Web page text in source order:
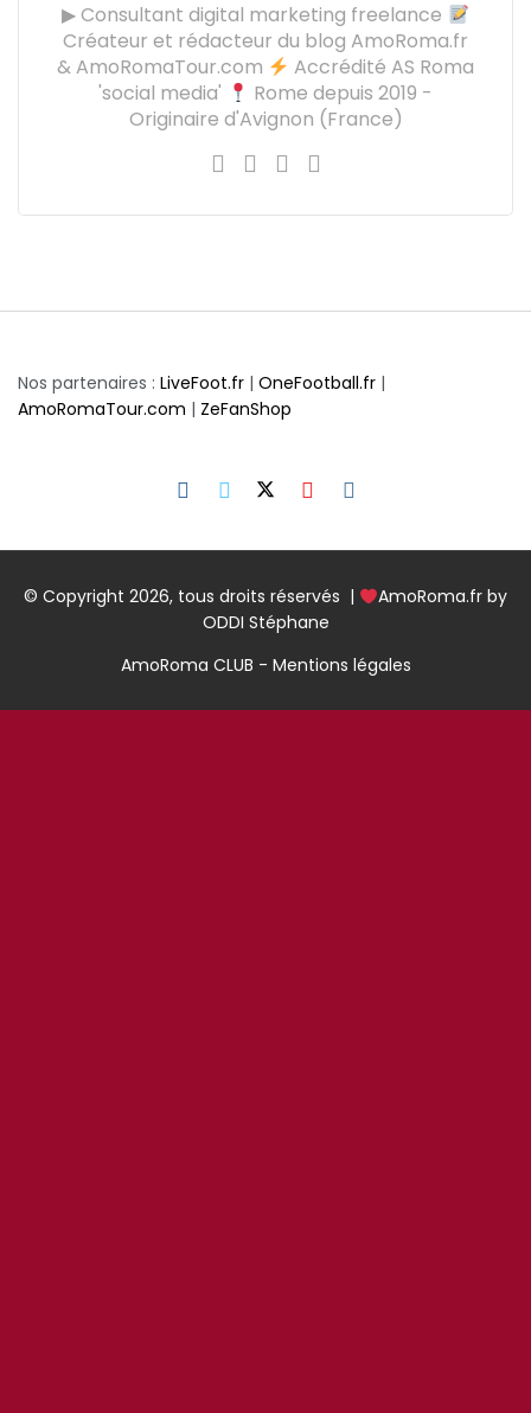
▶ Consultant digital marketing freelance
Créateur et rédacteur du blog AmoRoma.fr
& AmoRomaTour.com
Accrédité AS Roma
'social media'
Rome depuis 2019 -
Originaire d'Avignon (France)
Nos partenaires : LiveFoot.fr | OneFootball.fr |
AmoRomaTour.com | ZeFanShop
© Copyright 2026, tous droits réservés |
AmoRoma.fr by
ODDI Stéphane
AmoRoma CLUB - Mentions légales